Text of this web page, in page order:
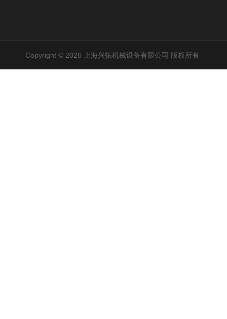
Copyright © 2026 上海兴拓机械设备有限公司 版权所有